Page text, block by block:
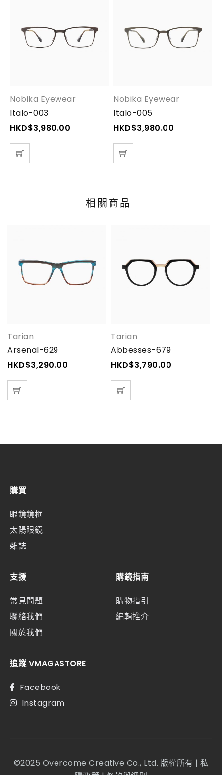
Nobika Eyewear
Italo-003
HKD$3,980.00
Nobika Eyewear
Italo-005
HKD$3,980.00
相關商品
Tarian
Arsenal-629
HKD$3,290.00
Tarian
Abbesses-679
HKD$3,790.00
購買
眼鏡鏡框
太陽眼鏡
雜誌
支援
常見問題
聯絡我們
關於我們
購鏡指南
購物指引
編輯推介
追蹤 VMAGASTORE
Facebook
Instagram
©2025 Overcome Creative Co., Ltd. 版權所有 | 私